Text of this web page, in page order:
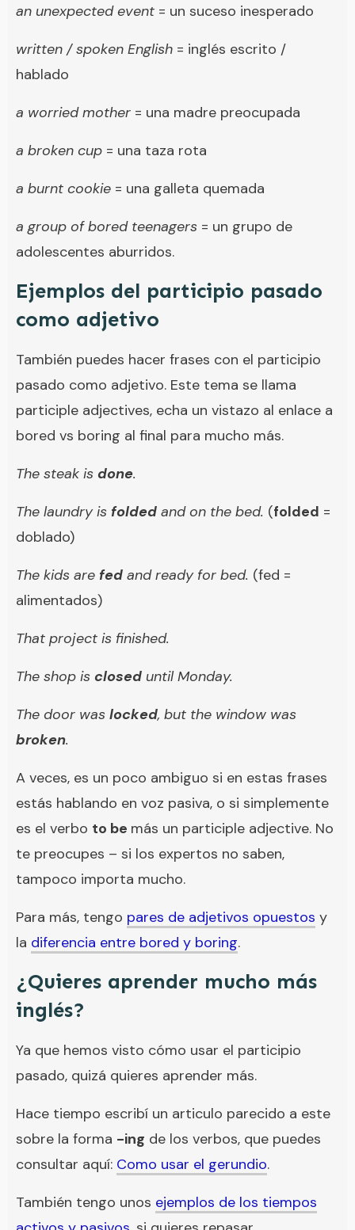
an unexpected event = un suceso inesperado
written / spoken English = inglés escrito /
hablado
a worried mother = una madre preocupada
a broken cup = una taza rota
a burnt cookie = una galleta quemada
a group of bored teenagers = un grupo de
adolescentes aburridos.
Ejemplos del participio pasado
como adjetivo
También puedes hacer frases con el participio
pasado como adjetivo. Este tema se llama
participle adjectives, echa un vistazo al enlace a
bored vs boring al final para mucho más.
The steak is done.
The laundry is folded and on the bed. (folded =
doblado)
The kids are fed and ready for bed. (fed =
alimentados)
That project is finished.
The shop is closed until Monday.
The door was locked, but the window was
broken.
A veces, es un poco ambiguo si en estas frases
estás hablando en voz pasiva, o si simplemente
es el verbo to be más un participle adjective. No
te preocupes – si los expertos no saben,
tampoco importa mucho.
Para más, tengo pares de adjetivos opuestos y
la diferencia entre bored y boring.
¿Quieres aprender mucho más
inglés?
Ya que hemos visto cómo usar el participio
pasado, quizá quieres aprender más.
Hace tiempo escribí un articulo parecido a este
sobre la forma -ing de los verbos, que puedes
consultar aquí: Como usar el gerundio.
También tengo unos ejemplos de los tiempos